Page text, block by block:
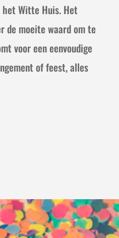
Witte Huis. Het
de moeite waard om te
voor een eenvoudige
of feest, alles